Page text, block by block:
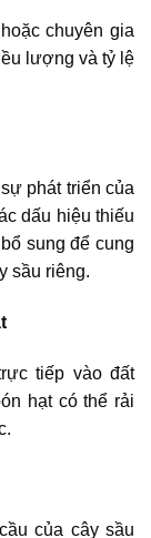
chuyên gia
lượng và tỷ lệ
phát triển của
dấu hiệu thiếu
sung để cung
sầu riêng.
tiếp vào đất
hạt có thể rải
của cây sầu